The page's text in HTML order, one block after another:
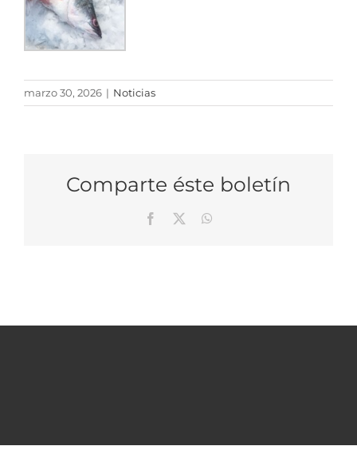
marzo 30, 2026 | Noticias
Comparte éste boletín
Facebook